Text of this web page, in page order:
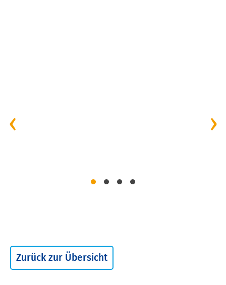
‹ ›
Zurück zur Übersicht